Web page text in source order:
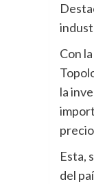
Con
la
Esta,
del